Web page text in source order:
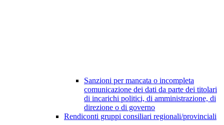
Sanzioni per mancata o incompleta
comunicazione dei dati da parte dei titolari
di incarichi politici, di amministrazione, di
direzione o di governo
Rendiconti gruppi consiliari regionali/provinciali